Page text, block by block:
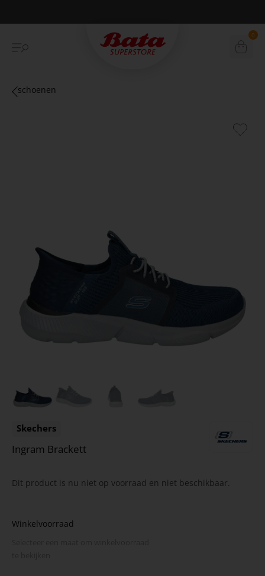
Betaal achteraf met Klarna 0
schoenen
Skechers
Ingram Brackett
Dit product is nu niet op voorraad en niet beschikbaar.
Winkelvoorraad